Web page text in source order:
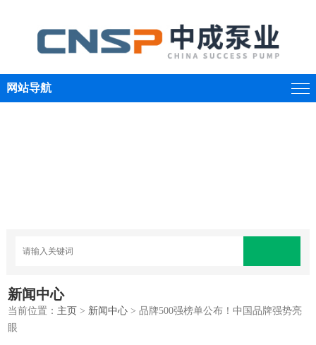
网站导航
新闻中心
当前位置： 主页 > 新闻中心 > 品牌500强榜单公布！中国品牌强势亮
眼